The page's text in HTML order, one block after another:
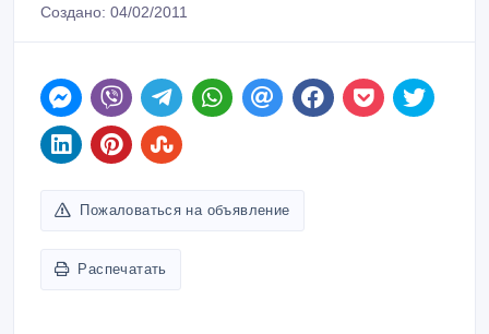
Создано: 04/02/2011
Пожаловаться на объявление
Распечатать